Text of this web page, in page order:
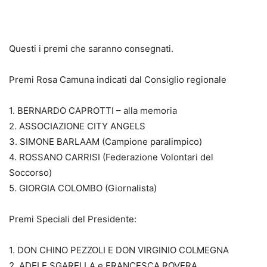
Questi i premi che saranno consegnati.
Premi Rosa Camuna indicati dal Consiglio regionale
1. BERNARDO CAPROTTI – alla memoria
2. ASSOCIAZIONE CITY ANGELS
3. SIMONE BARLAAM (Campione paralimpico)
4. ROSSANO CARRISI (Federazione Volontari del
Soccorso)
5. GIORGIA COLOMBO (Giornalista)
Premi Speciali del Presidente:
1. DON CHINO PEZZOLI E DON VIRGINIO COLMEGNA